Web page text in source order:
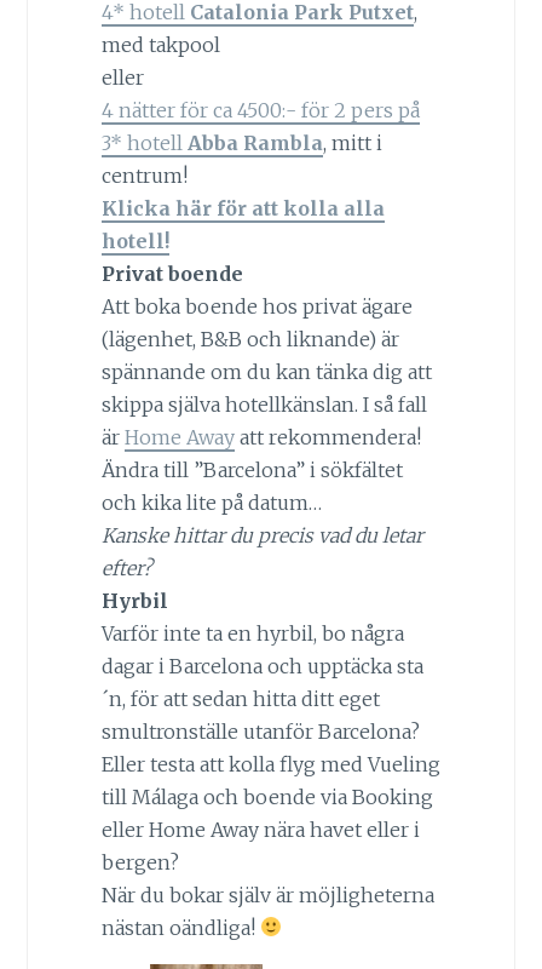
4* hotell Catalonia Park Putxet,
med takpool
eller
4 nätter för ca 4500:- för 2 pers på
3* hotell Abba Rambla, mitt i
centrum!
Klicka här för att kolla alla
hotell!
Privat boende
Att boka boende hos privat ägare
(lägenhet, B&B och liknande) är
spännande om du kan tänka dig att
skippa själva hotellkänslan. I så fall
är Home Awayatt rekommendera!
Ändra till ”Barcelona” i sökfältet
och kika lite på datum…
Kanske hittar du precis vad du letar
efter?
Hyrbil
Varför inte ta en hyrbil, bo några
dagar i Barcelona och upptäcka sta
´n, för att sedan hitta ditt eget
smultronställe utanför Barcelona?
Eller testa att kolla flyg med Vueling
till Málaga och boende via Booking
eller Home Away nära havet eller i
bergen?
När du bokar själv är möjligheterna
nästan oändliga!